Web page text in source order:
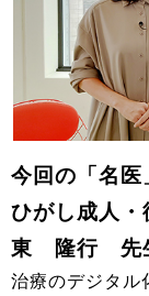
今回の「名
ひがし成人
東 隆行 先
治療のデジタル